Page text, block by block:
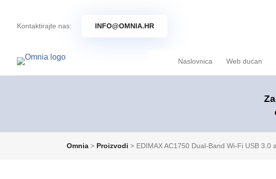
Kontaktirajte nas: INFO@OMNIA.HR
Naslovnica Web dućan
Omnia > Proizvodi > EDIMAX AC1750 Dual-Band Wi-Fi USB